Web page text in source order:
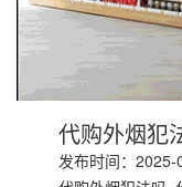
代购外烟犯
发布时间：